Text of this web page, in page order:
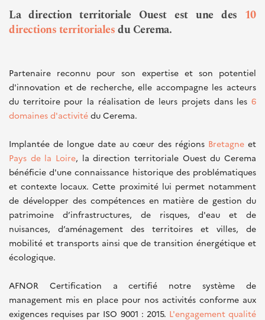
La direction territoriale Ouest est une des 10
directions territorialesdu Cerema.
Partenaire reconnu pour son expertise et son potentiel
d'innovation et de recherche, elle accompagne les acteurs
du territoire pour la réalisation de leurs projets dans les 6
domaines d'activité du Cerema.
Implantée de longue date au cœur des régions Bretagne et
Pays de la Loire, la direction territoriale Ouest du Cerema
bénéficie d'une connaissance historique des problématiques
et contexte locaux. Cette proximité lui permet notamment
de développer des compétences en matière de gestion du
patrimoine d’infrastructures, de risques, d'eau et de
nuisances, d’aménagement des territoires et villes, de
mobilité et transports ainsi que de transition énergétique et
écologique.
AFNOR Certification a certifié notre système de
management mis en place pour nos activités conforme aux
exigences requises par ISO 9001 : 2015. L'engagement qualité